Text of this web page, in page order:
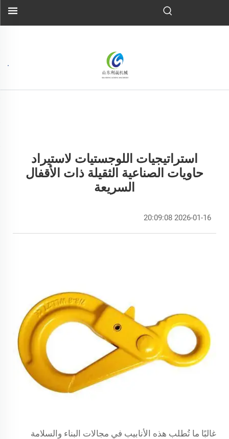
استراتيجيات اللوجستيات لاستيراد
حاويات الصناعية الثقيلة ذات الأقفال
السريعة
2026-01-16 20:09:08
غالبًا ما تُطلب هذه الأنابيب في مجالات البناء والسلامة